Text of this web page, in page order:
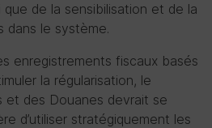
que de la sensibilisation et de la
dans le système.
enregistrements fiscaux basés
la régularisation, le
et des Douanes devrait se
d’utiliser stratégiquement les